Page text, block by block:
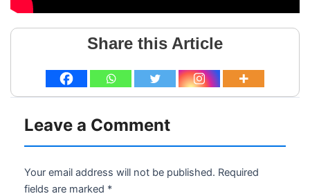
Share this Article
Leave a Comment
Your email address will not be published. Required
fields are marked *